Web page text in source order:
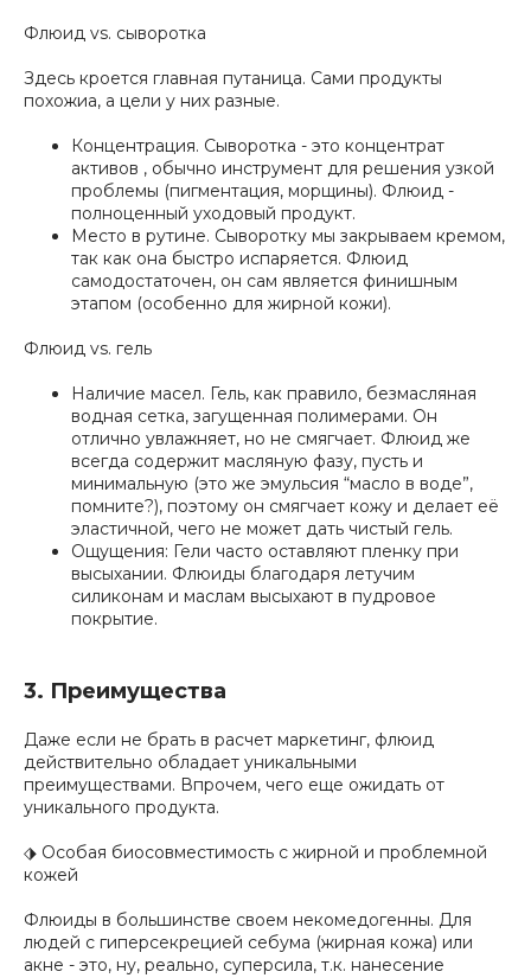
Флюид vs. сыворотка
Здесь кроется главная путаница. Сами продукты
похожиа, а цели у них разные.
Концентрация. Сыворотка - это концентрат
активов , обычно инструмент для решения узкой
проблемы (пигментация, морщины). Флюид -
полноценный уходовый продукт.
Место в рутине. Сыворотку мы закрываем кремом,
так как она быстро испаряется. Флюид
самодостаточен, он сам является финишным
этапом (особенно для жирной кожи).
Флюид vs. гель
Наличие масел. Гель, как правило, безмасляная
водная сетка, загущенная полимерами. Он
отлично увлажняет, но не смягчает. Флюид же
всегда содержит масляную фазу, пусть и
минимальную (это же эмульсия “масло в воде”,
помните?), поэтому он смягчает кожу и делает её
эластичной, чего не может дать чистый гель.
Ощущения: Гели часто оставляют пленку при
высыхании. Флюиды благодаря летучим
силиконам и маслам высыхают в пудровое
покрытие.
3. Преимущества
Даже если не брать в расчет маркетинг, флюид
действительно обладает уникальными
преимуществами. Впрочем, чего еще ожидать от
уникального продукта.
⬗ Особая биосовместимость с жирной и проблемной
кожей
Флюиды в большинстве своем некомедогенны. Для
людей с гиперсекрецией себума (жирная кожа) или
акне - это, ну, реально, суперсила, т.к. нанесение